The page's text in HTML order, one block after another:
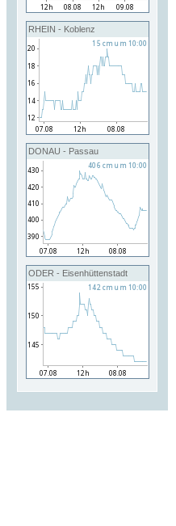
RHEIN - Koblenz
DONAU - Passau
ODER - Eisenhüttenstadt